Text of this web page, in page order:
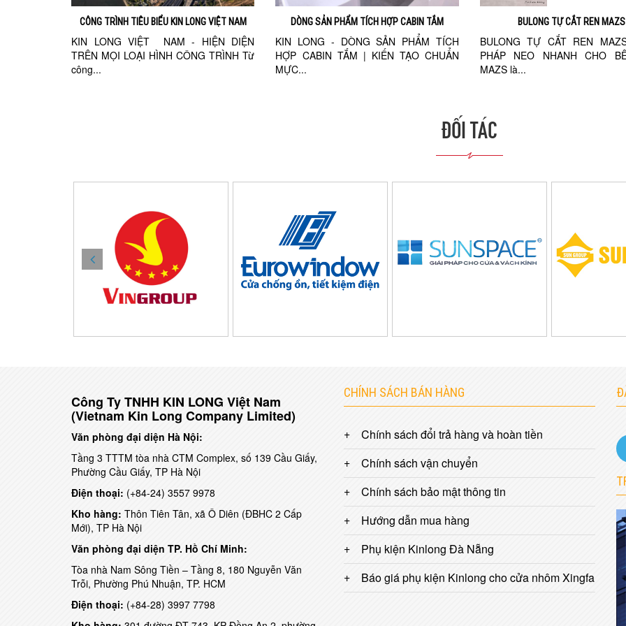
CÔNG TRÌNH TIÊU BIỂU KIN LONG VIỆT NAM
KIN LONG VIỆT NAM - HIỆN DIỆN
TRÊN MỌI LOẠI HÌNH CÔNG TRÌNH Từ
công...
DÒNG SẢN PHẨM TÍCH HỢP CABIN TẮM
KIN LONG - DÒNG SẢN PHẨM TÍCH
HỢP CABIN TẮM | KIẾN TẠO CHUẨN
MỰC...
BULONG TỰ CẮT REN MAZS
BULONG TỰ CẮT REN
PHÁP NEO NHANH CHO
MAZS là...
ĐỐI TÁC
Công Ty TNHH KIN LONG Việt Nam
(Vietnam Kin Long Company Limited)
Văn phòng đại diện Hà Nội:
Tầng 3 TTTM tòa nhà CTM Complex, số 139 Cầu Giấy,
Phường Cầu Giấy, TP Hà Nội
Điện thoại: (+84-24) 3557 9978
Kho hàng: Thôn Tiên Tân, xã Ô Diên (ĐBHC 2 Cấp
Mới), TP Hà Nội
Văn phòng đại diện TP. Hồ Chí Minh:
Tòa nhà Nam Sông Tiền – Tầng 8, 180 Nguyễn Văn
Trỗi, Phường Phú Nhuận, TP. HCM
Điện thoại: (+84-28) 3997 7798
CHÍNH SÁCH BÁN HÀNG
Chính sách đổi trả hàng và hoàn tiền
Chính sách vận chuyển
Chính sách bảo mật thông tin
Hướng dẫn mua hàng
Phụ kiện Kinlong Đà Nẵng
Báo giá phụ kiện Kinlong cho cửa nhôm Xingfa